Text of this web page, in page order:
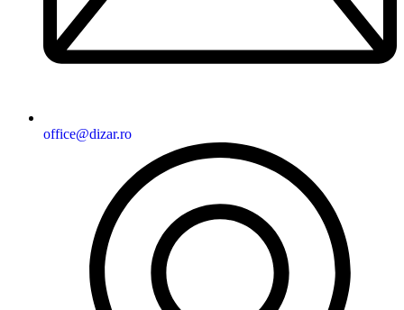
office@dizar.ro